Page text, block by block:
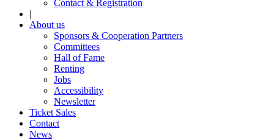
Contact & Registration
|
About us
Sponsors & Cooperation Partners
Committees
Hall of Fame
Renting
Jobs
Accessibility
Newsletter
Ticket Sales
Contact
News